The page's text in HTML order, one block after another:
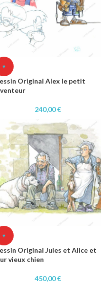
♥
Original Alex le petit
240,00€
♥
Original Jules et Alice et
vieux chien
450,00€